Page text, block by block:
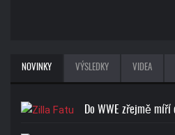
NOVINKY VÝSLEDKY VIDEA
Do WWE zřejmě